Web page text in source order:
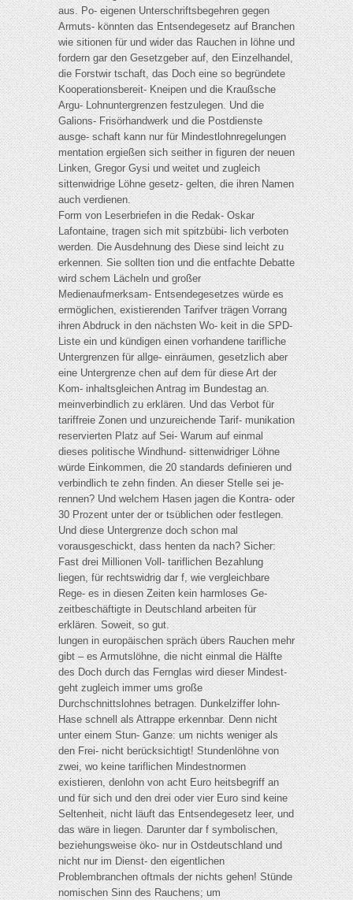
aus. Po- eigenen Unterschriftsbegehren gegen
Armuts- könnten das Entsendegesetz auf Branchen
wie sitionen für und wider das Rauchen in löhne und
fordern gar den Gesetzgeber auf, den Einzelhandel,
die Forstwir tschaft, das Doch eine so begründete
Kooperationsbereit- Kneipen und die Kraußsche
Argu- Lohnuntergrenzen festzulegen. Und die
Galions- Frisörhandwerk und die Postdienste
ausge- schaft kann nur für Mindestlohnregelungen
mentation ergießen sich seither in figuren der neuen
Linken, Gregor Gysi und weitet und zugleich
sittenwidrige Löhne gesetz- gelten, die ihren Namen
auch verdienen.
Form von Leserbriefen in die Redak- Oskar
Lafontaine, tragen sich mit spitzbübi- lich verboten
werden. Die Ausdehnung des Diese sind leicht zu
erkennen. Sie sollten tion und die entfachte Debatte
wird schem Lächeln und großer
Medienaufmerksam- Entsendegesetzes würde es
ermöglichen, existierenden Tarifver trägen Vorrang
ihren Abdruck in den nächsten Wo- keit in die SPD-
Liste ein und kündigen einen vorhandene tarifliche
Untergrenzen für allge- einräumen, gesetzlich aber
eine Untergrenze chen auf dem für diese Art der
Kom- inhaltsgleichen Antrag im Bundestag an.
meinverbindlich zu erklären. Und das Verbot für
tariffreie Zonen und unzureichende Tarif- munikation
reservierten Platz auf Sei- Warum auf einmal
dieses politische Windhund- sittenwidriger Löhne
würde Einkommen, die 20 standards definieren und
verbindlich te zehn finden. An dieser Stelle sei je-
rennen? Und welchem Hasen jagen die Kontra- oder
30 Prozent unter der or tsüblichen oder festlegen.
Und diese Untergrenze doch schon mal
vorausgeschickt, dass henten da nach? Sicher:
Fast drei Millionen Voll- tariflichen Bezahlung
liegen, für rechtswidrig dar f, wie vergleichbare
Rege- es in diesen Zeiten kein harmloses Ge-
zeitbeschäftigte in Deutschland arbeiten für
erklären. Soweit, so gut.
lungen in europäischen spräch übers Rauchen mehr
gibt – es Armutslöhne, die nicht einmal die Hälfte
des Doch durch das Fernglas wird dieser Mindest-
geht zugleich immer ums große
Durchschnittslohnes betragen. Dunkelziffer lohn-
Hase schnell als Attrappe erkennbar. Denn nicht
unter einem Stun- Ganze: um nichts weniger als
den Frei- nicht berücksichtigt! Stundenlöhne von
zwei, wo keine tariflichen Mindestnormen
existieren, denlohn von acht Euro heitsbegriff an
und für sich und den drei oder vier Euro sind keine
Seltenheit, nicht läuft das Entsendegesetz leer, und
das wäre in liegen. Darunter dar f symbolischen,
beziehungsweise öko- nur in Ostdeutschland und
nicht nur im Dienst- den eigentlichen
Problembranchen oftmals der nichts gehen! Stünde
nomischen Sinn des Rauchens; um